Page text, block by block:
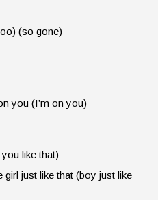
(so gone)
you (I’m on you)
like that)
girl just like that (boy just like